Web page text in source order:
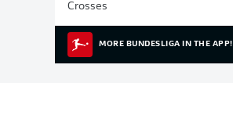
Crosses
MORE BUNDESLIGA IN THE APP!